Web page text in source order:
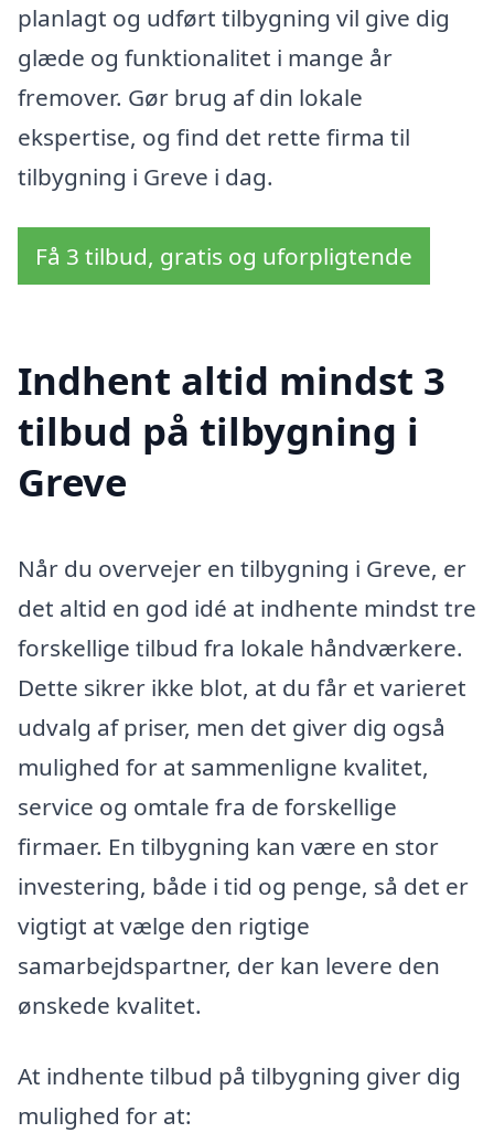
planlagt og udført tilbygning vil give dig
glæde og funktionalitet i mange år
fremover. Gør brug af din lokale
ekspertise, og find det rette firma til
tilbygning i Greve i dag.
Få 3 tilbud, gratis og uforpligtende
Indhent altid mindst 3
tilbud på tilbygning i
Greve
Når du overvejer en tilbygning i Greve, er
det altid en god idé at indhente mindst tre
forskellige tilbud fra lokale håndværkere.
Dette sikrer ikke blot, at du får et varieret
udvalg af priser, men det giver dig også
mulighed for at sammenligne kvalitet,
service og omtale fra de forskellige
firmaer. En tilbygning kan være en stor
investering, både i tid og penge, så det er
vigtigt at vælge den rigtige
samarbejdspartner, der kan levere den
ønskede kvalitet.
At indhente tilbud på tilbygning giver dig
mulighed for at: